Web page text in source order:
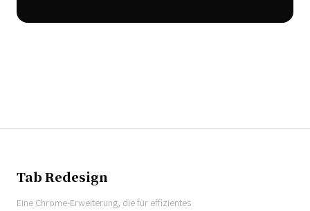
Tab Redesign
Eine Chrome-Erweiterung, die für effizientes